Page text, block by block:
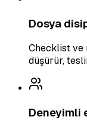
Dosya
Checklist ve
düşürür,
Deneyimli